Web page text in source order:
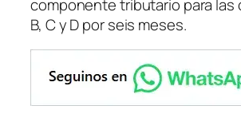
componente tributario para las
B, C y D por seis meses.